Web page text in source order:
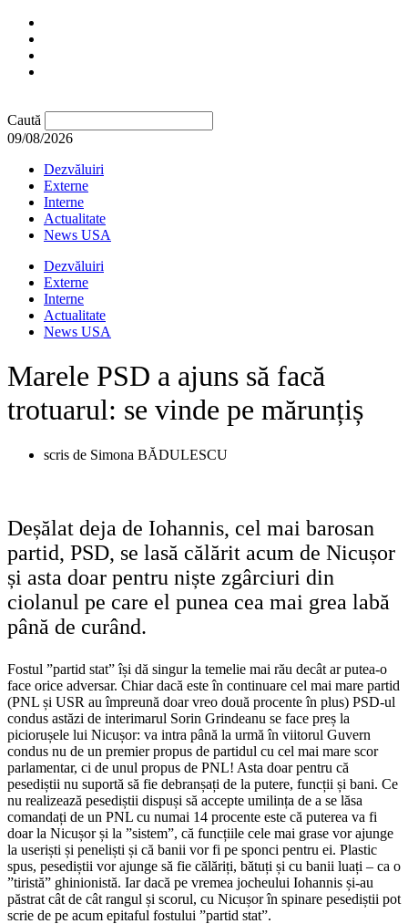
Caută
09/08/2026
Dezvăluiri
Externe
Interne
Actualitate
News USA
Dezvăluiri
Externe
Interne
Actualitate
News USA
Marele PSD a ajuns să facă
trotuarul: se vinde pe mărunțiș
scris de Simona BĂDULESCU
Deșălat deja de Iohannis, cel mai barosan
partid, PSD, se lasă călărit acum de Nicușor
și asta doar pentru niște zgârciuri din
ciolanul pe care el punea cea mai grea labă
până de curând.
Fostul ”partid stat” își dă singur la temelie mai rău decât ar putea-o
face orice adversar. Chiar dacă este în continuare cel mai mare partid
(PNL și USR au împreună doar vreo două procente în plus) PSD-ul
condus astăzi de interimarul Sorin Grindeanu se face preș la
piciorușele lui Nicușor: va intra până la urmă în viitorul Guvern
condus nu de un premier propus de partidul cu cel mai mare scor
parlamentar, ci de unul propus de PNL! Asta doar pentru că
pesediștii nu suportă să fie debranșați de la putere, funcții și bani. Ce
nu realizează pesediștii dispuși să accepte umilința de a se lăsa
comandați de un PNL cu numai 14 procente este că puterea va fi
doar la Nicușor și la ”sistem”, că funcțiile cele mai grase vor ajunge
la useriști și peneliști și că banii vor fi pe sponci pentru ei. Plastic
spus, pesediștii vor ajunge să fie călăriți, bătuți și cu banii luați – ca o
”tiristă” ghinionistă. Iar dacă pe vremea jocheului Iohannis și-au
păstrat cât de cât rangul și scorul, cu Nicușor în spinare pesediștii pot
scrie de pe acum epitaful fostului ”partid stat”.